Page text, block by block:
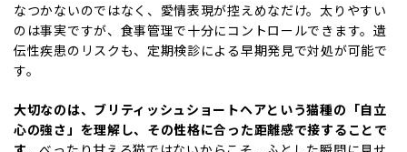
なつかないのではなく、愛情表現が控えめなだけ。太りやすい
のは事実ですが、食事管理で十分にコントロールできます。遺
伝性疾患のリスクも、定期検診による早期発見で対処が可能で
す。
大切なのは、ブリティッシュショートヘアという猫種の「自立
心の強さ」を理解し、その性格に合った距離感で接することで